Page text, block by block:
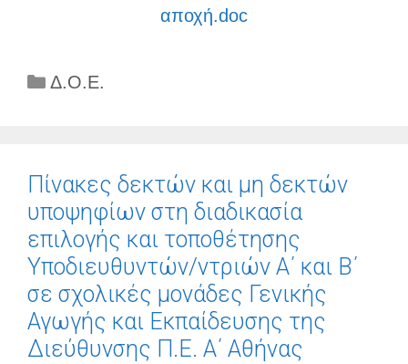
αποχή.doc
Κατηγορίες
Δ.Ο.Ε.
Πίνακες δεκτών και μη δεκτών
υποψηφίων στη διαδικασία
επιλογής και τοποθέτησης
Υποδιευθυντών/ντριών Α΄ και Β΄
σε σχολικές μονάδες Γενικής
Αγωγής και Εκπαίδευσης της
Διεύθυνσης Π.Ε. Α΄ Αθήνας